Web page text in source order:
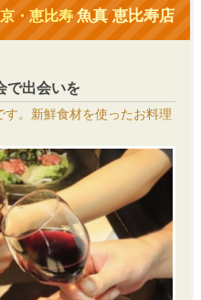
・恵比寿魚真 恵比寿店
で出会いを
。新鮮食材を使ったお料理